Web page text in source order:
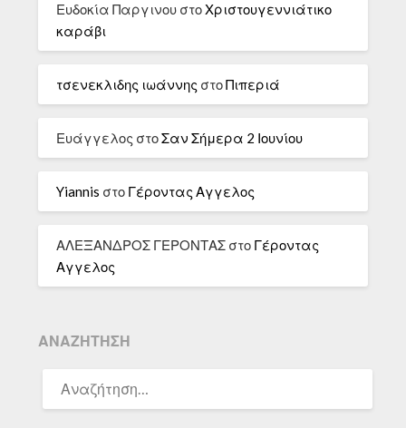
Ευδοκία Παργινου στοΧριστουγεννιάτικο
καράβι
τσενεκλιδης ιωάννης στοΠιπεριά
Ευάγγελος στοΣαν Σήμερα 2 Ιουνίου
Yiannis στο Γέροντας Αγγελος
ΑΛΕΞΑΝΔΡΟΣ ΓΕΡΟΝΤΑΣ στο Γέροντας
Αγγελος
ΑΝΑΖΉΤΗΣΗ
ΓΙΑ: